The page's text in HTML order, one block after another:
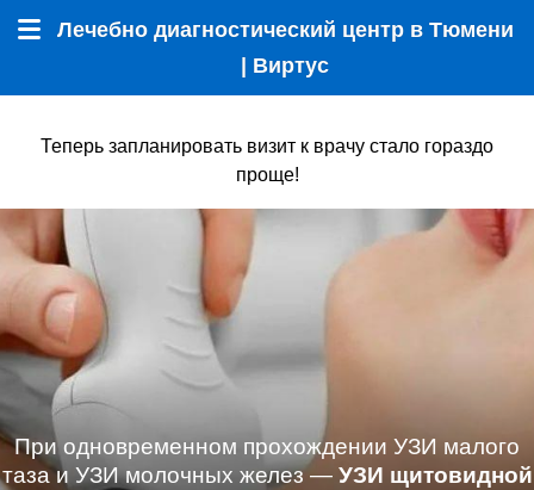
Лечебно диагностический центр в Тюмени
| Виртус
Теперь запланировать визит к врачу стало гораздо
проще!
При одновременном прохождении УЗИ малого
таза и УЗИ молочных желез — УЗИ щитовидной